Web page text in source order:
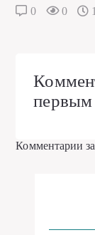
0 0
первым
Комментарии